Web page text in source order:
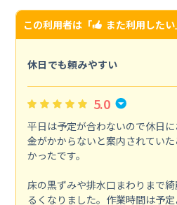
この利用者は「 また利用したい
休日でも頼みやすい
5.0
平日は予定が合わないので休日
金がかからないと案内されてい
かったです。
床の黒ずみや排水口まわりまで
るくなりました。作業時間は予